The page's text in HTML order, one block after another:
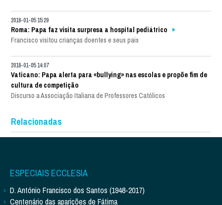
2018-01-05 15:29
Roma: Papa faz visita surpresa a hospital pediátrico
Francisco visitou crianças doentes e seus pais
2018-01-05 14:07
Vaticano: Papa alerta para «bullying» nas escolas e propõe fim de
cultura de competição
Discurso a Associação Italiana de Professores Católicos
Relacionadas
ESPECIAIS ECCLESIA
D. António Francisco dos Santos (1948-2017)
Centenário das aparições de Fátima